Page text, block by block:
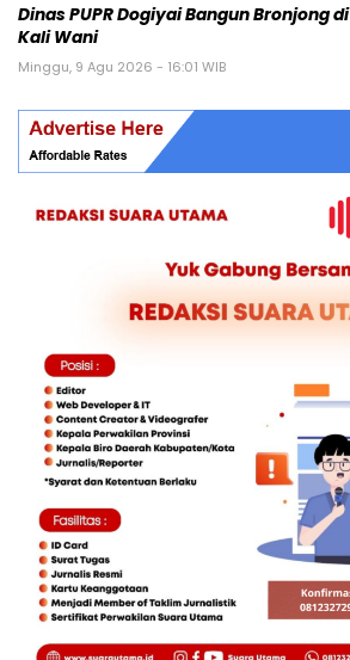
Dinas PUPR Dogiyai Bangun Bronjong di
Kali Wani
Minggu, 9 Agu 2026 - 16:01 WIB